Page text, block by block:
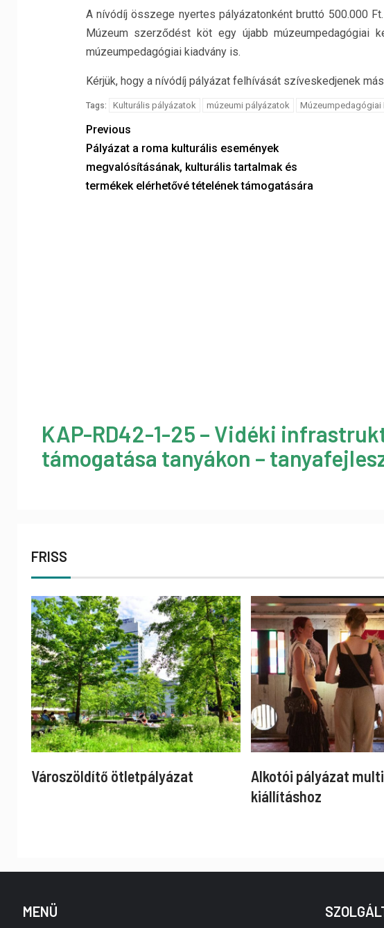
A nívódíj összege nyertes pályázatonként bruttó 500.000
Múzeum szerződést köt egy újabb múzeumpedagógiai
múzeumpedagógiai kiadvány is.
Kérjük, hogy a nívódíj pályázat felhívását szíveskedjenek
Tags: Kulturális pályázatok múzeumi pályázatok Múzeumpedagógiai
Previous
Pályázat a roma kulturális események
megvalósításának, kulturális tartalmak és
termékek elérhetővé tételének támogatására
KAP-RD42-1-25 – Vidéki
támogatása tanyákon –
FRISS
Városzöldítő ötletpályázat
Alkotói pályázat
kiállításhoz
MENÜ